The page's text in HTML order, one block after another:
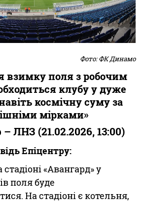
Фото: ФК Динамо
взимку поля з робочим
клубу у дуже
космічну суму за
мірками»
– ЛНЗ (21.02.2026, 13:00)
Епіцентру:
«Авангард» у
поля буде
На стадіоні є котельня,